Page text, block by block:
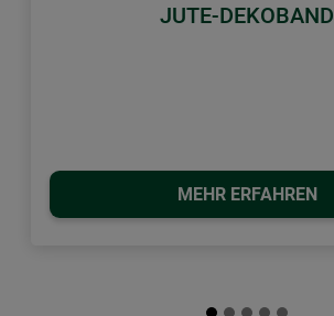
JUTE-DEKOBAND
MEHR ERFAHREN